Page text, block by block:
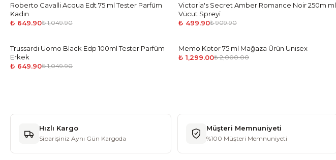
-38%
Roberto Cavalli Acqua Edt 75 ml Tester Parfüm
Kadın
₺ 649.90₺ 1,049.90
-45%
Victoria's Secret Amber Romance Noir 250m ml
Vücut Spreyi
₺ 499.90₺ 909.90
-38%
Trussardi Uomo Black Edp 100ml Tester Parfüm
Erkek
₺ 649.90₺ 1,049.90
-35%
Memo Kotor 75 ml Mağaza Ürün Unisex
₺ 1,299.00₺ 2,000.00
Hızlı Kargo
Siparişiniz Aynı Gün Kargoda
Müşteri Memnuniyeti
%100 Müşteri Memnuniyeti